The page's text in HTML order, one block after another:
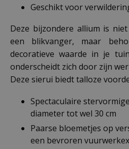
Geschikt voor
Deze bijzondere allium is
een blikvanger, maar
decoratieve waarde in je
onderscheidt zich door zijn
Deze sierui biedt talloze
Spectaculaire
diameter tot wel 30 cm
Paarse bloemetjes op
een bevroren